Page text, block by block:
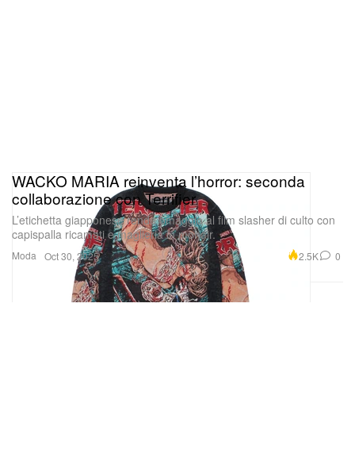
Moda
WACKO MARIA reinventa l’horror: seconda
collaborazione con Terrifier
L’etichetta giapponese rende omaggio al film slasher di culto con
capispalla ricamati e maglieria in mohair.
Oct 30, 2025 2.5K 0